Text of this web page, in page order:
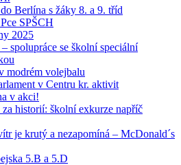
Berlína s žáky 8. a 9. tříd
SPŠCH
2025
spolupráce se školní speciální
modrém volejbalu
v Centru kr. aktivit
v akci!
historií: školní exkurze napříč
je krutý a nezapomíná – McDonald´s
5.B a 5.D